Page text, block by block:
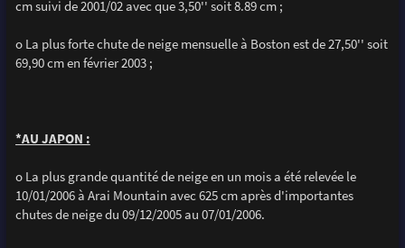
cm suivi de 2001/02 avec que 3,50'' soit 8.89 cm ;
o La plus forte chute de neige mensuelle à Boston est de 27,50'' soit
69,90 cm en février 2003 ;
*AU JAPON :
o La plus grande quantité de neige en un mois a été relevée le
10/01/2006 à Arai Mountain avec 625 cm après d'importantes
chutes de neige du 09/12/2005 au 07/01/2006.